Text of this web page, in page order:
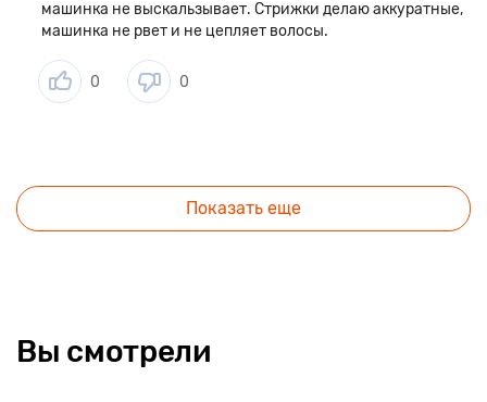
машинка не выскальзывает. Стрижки делаю аккуратные,
машинка не рвет и не цепляет волосы.
0 0
Показать еще
Вы смотрели